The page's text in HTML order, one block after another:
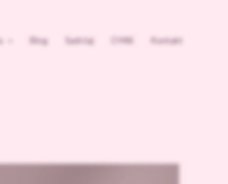
Blog Sadržaj O Mili Kontakt